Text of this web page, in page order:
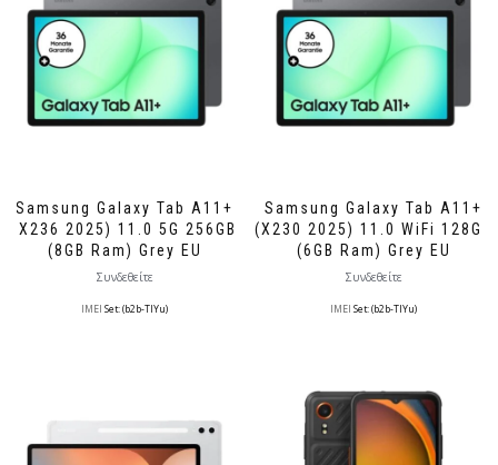
Samsung Galaxy Tab A11+
(X236 2025) 11.0 5G 256GB
(8GB Ram) Grey EU
Συνδεθείτε
IMEI Set: (b2b-TlYu)
Samsung Galaxy Tab A11+
(X230 2025) 11.0 WiFi 128GB
(6GB Ram) Grey EU
Συνδεθείτε
IMEI Set: (b2b-TlYu)